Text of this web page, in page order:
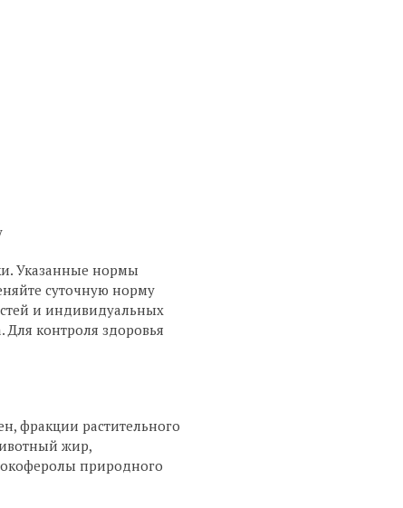
Указанные нормы
суточную норму
и индивидуальных
Для контроля здоровья
фракции растительного
жир,
природного